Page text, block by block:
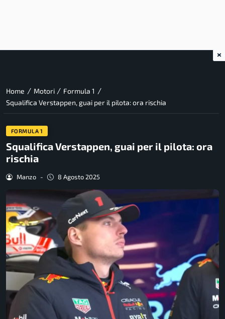
Home / Motori / Formula 1 /
Squalifica Verstappen, guai per il pilota: ora rischia
FORMULA 1
Squalifica Verstappen, guai per il pilota: ora
rischia
Manzo - 8 Agosto 2025
×